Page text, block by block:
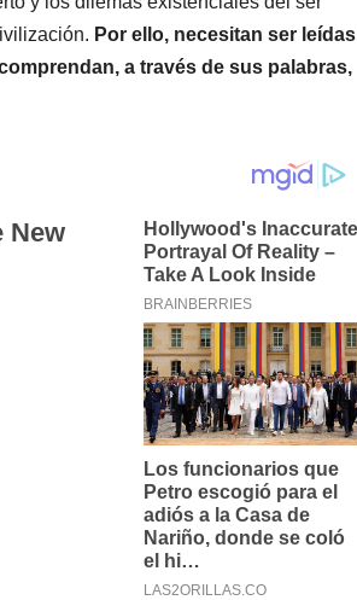
Por ello, necesitan ser leídas
a través de sus palabras,